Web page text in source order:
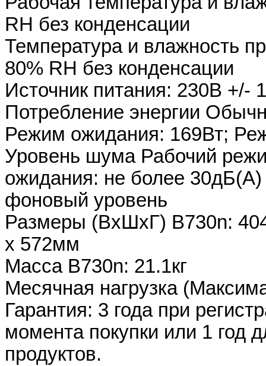
RH без конденсации
Температура и влажность
80% RH без конденсации
Источник питания: 230В +/-
Потребление энергии
Режим ожидания: 169Вт;
Уровень шума Рабочий
ожидания: не более
фоновый уровень
Размеры (ВxШxГ) B730n:
x 572мм
Масса B730n: 21.1кг
Месячная нагрузка
Гарантия: 3 года при
момента покупки или 1 год
продуктов.